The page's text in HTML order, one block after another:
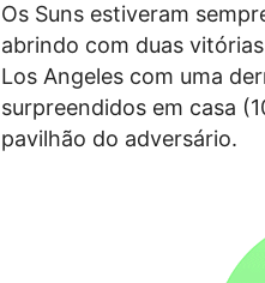
Os Suns estiveram
abrindo com duas
Los Angeles com uma
surpreendidos em casa
pavilhão do adversário.